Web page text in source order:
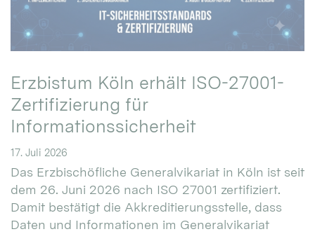
Erzbistum Köln erhält ISO-27001-
Zertifizierung für
Informationssicherheit
17. Juli 2026
Das Erzbischöfliche Generalvikariat in Köln ist seit
dem 26. Juni 2026 nach ISO 27001 zertifiziert.
Damit bestätigt die Akkreditierungsstelle, dass
Daten und Informationen im Generalvikariat